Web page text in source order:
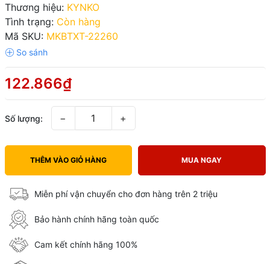
Thương hiệu: KYNKO
Tình trạng: Còn hàng
Mã SKU: MKBTXT-22260
122.866₫
Số lượng: − +
THÊM VÀO GIỎ HÀNG MUA NGAY
Miễn phí vận chuyển cho đơn hàng trên 2 triệu
Bảo hành chính hãng toàn quốc
Cam kết chính hãng 100%